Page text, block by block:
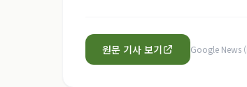
원문 기사 보기 Google News